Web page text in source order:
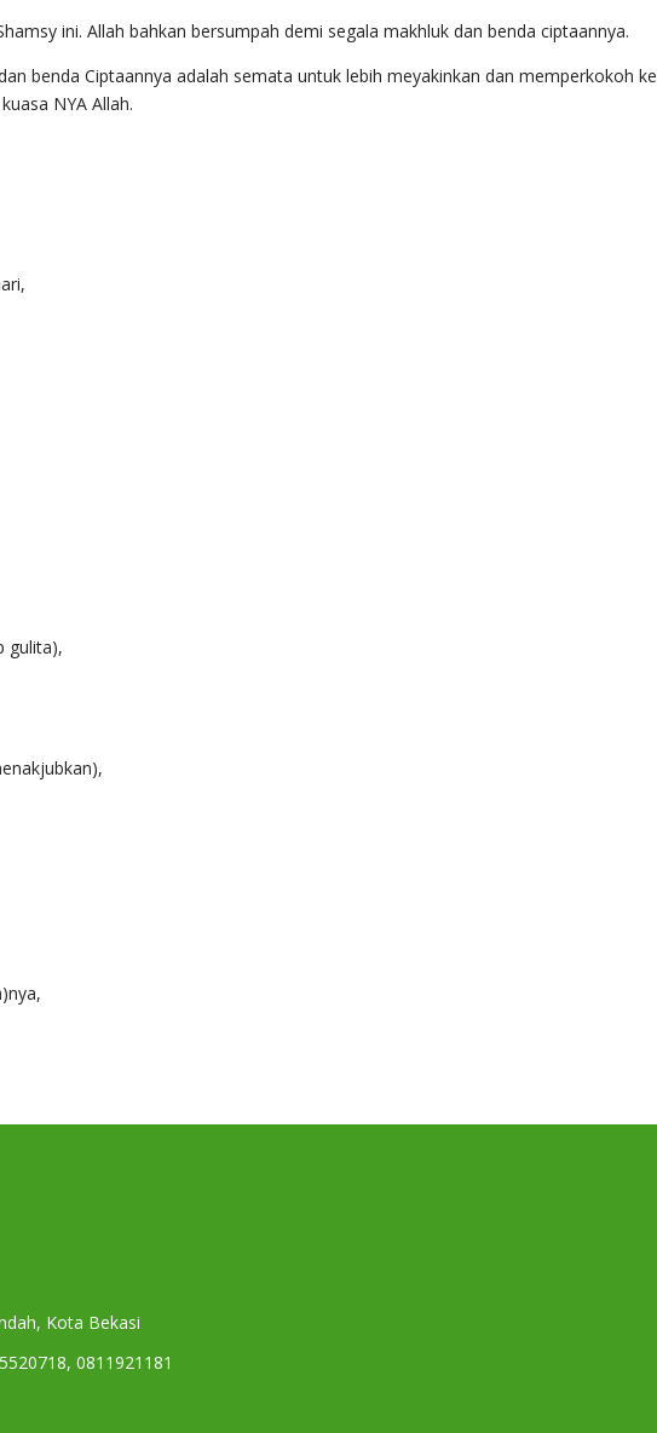
ini. Allah bahkan bersumpah demi segala makhluk dan benda ciptaannya.
benda Ciptaannya adalah semata untuk lebih meyakinkan dan memperkokoh
NYA Allah.
gulita),
Kota Bekasi
0811921181